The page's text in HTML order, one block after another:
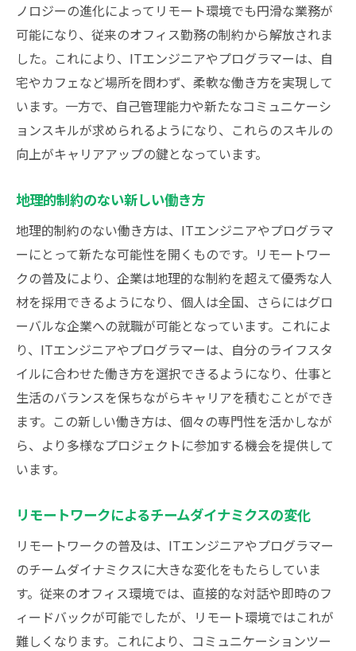
ノロジーの進化によってリモート環境でも円滑な業務が
可能になり、従来のオフィス勤務の制約から解放されま
した。これにより、ITエンジニアやプログラマーは、自
宅やカフェなど場所を問わず、柔軟な働き方を実現して
います。一方で、自己管理能力や新たなコミュニケーシ
ョンスキルが求められるようになり、これらのスキルの
向上がキャリアアップの鍵となっています。
地理的制約のない新しい働き方
地理的制約のない働き方は、ITエンジニアやプログラマ
ーにとって新たな可能性を開くものです。リモートワー
クの普及により、企業は地理的な制約を超えて優秀な人
材を採用できるようになり、個人は全国、さらにはグロ
ーバルな企業への就職が可能となっています。これによ
り、ITエンジニアやプログラマーは、自分のライフスタ
イルに合わせた働き方を選択できるようになり、仕事と
生活のバランスを保ちながらキャリアを積むことができ
ます。この新しい働き方は、個々の専門性を活かしなが
ら、より多様なプロジェクトに参加する機会を提供して
います。
リモートワークによるチームダイナミクスの変化
リモートワークの普及は、ITエンジニアやプログラマー
のチームダイナミクスに大きな変化をもたらしていま
す。従来のオフィス環境では、直接的な対話や即時のフ
ィードバックが可能でしたが、リモート環境ではこれが
難しくなります。これにより、コミュニケーションツー